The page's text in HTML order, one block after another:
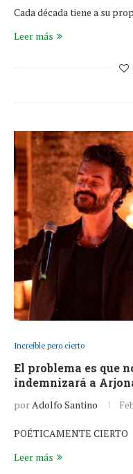
Cada década tiene a su
Leer más
Increíble pero cierto
El problema es que
indemnizará a
porAdolfo Santino
POÉTICAMENTE CIERTO
Leer más